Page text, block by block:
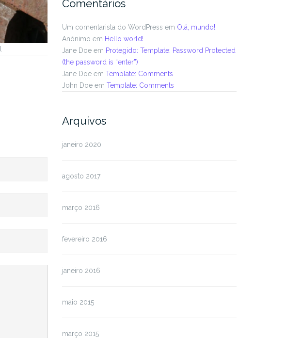
Comentários
Um comentarista do WordPress em Olá, mundo!
Anônimo em Hello world!
Jane Doe em Protegido: Template: Password Protected
(the password is “enter”)
Jane Doe em Template: Comments
John Doe em Template: Comments
Arquivos
janeiro 2020
agosto 2017
março 2016
fevereiro 2016
janeiro 2016
maio 2015
março 2015